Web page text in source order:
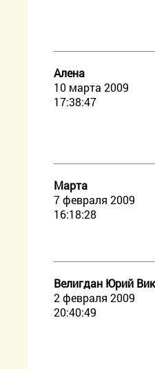
Алена
10 марта 2009
17:38:47
Марта
7 февраля 2009
16:18:28
Велигдан Юрий
2 февраля 2009
20:40:49